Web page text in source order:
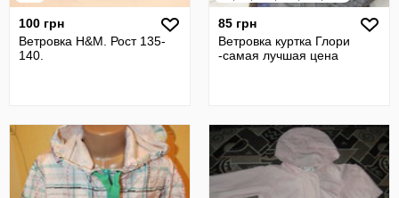
100 грн
Ветровка H&M. Рост 135-
140.
85 грн
Ветровка куртка Глори
-самая лучшая цена